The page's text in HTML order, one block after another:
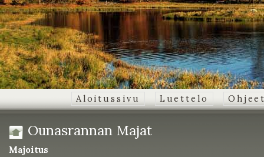
Aloitussivu Luettelo
Ounasrannan Majat
Majoitus